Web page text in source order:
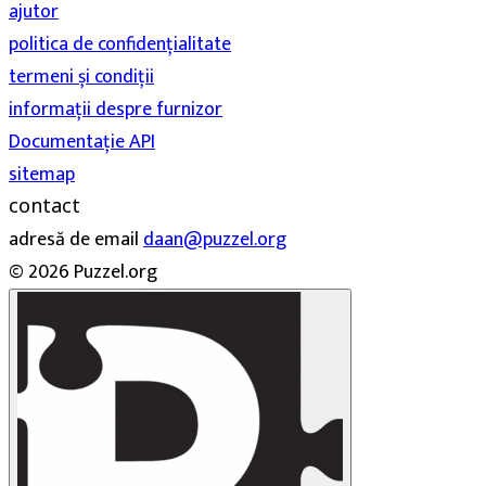
ajutor
politica de confidențialitate
termeni și condiții
informații despre furnizor
Documentație API
sitemap
contact
adresă de emaildaan@puzzel.org
© 2026 Puzzel.org